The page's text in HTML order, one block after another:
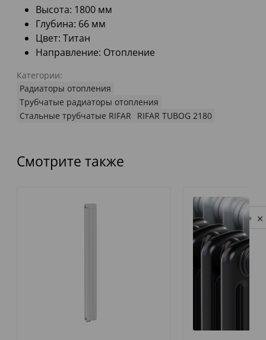
Высота: 1800 мм
Глубина: 66 мм
Цвет: Титан
Направление: Отопление
Категории:
Радиаторы отопления
Трубчатые радиаторы отопления
Стальные трубчатые RIFAR
RIFAR TUBOG 2180
Смотрите также
Privacy notice